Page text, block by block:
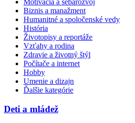
Motivácia a sebarozvoj
Biznis a manažment
Humanitné a spoločenské vedy
História
Životopisy a reportáže
Vzťahy a rodina
Zdravie a životný štýl
Počítače a internet
Hobby
Umenie a dizajn
Ďalšie kategórie
Deti a mládež